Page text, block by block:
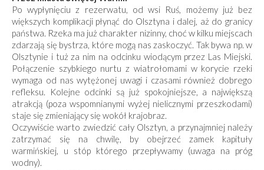
Po wypłynięciu z rezerwatu, od wsi Ruś, możemy już bez
większych komplikacji płynąć do Olsztyna i dalej, aż do granicy
państwa. Rzeka ma już charakter nizinny, choć w kilku miejscach
zdarzają się bystrza, które mogą nas zaskoczyć. Tak bywa np. w
Olsztynie i tuż za nim na odcinku wiodącym przez Las Miejski.
Połączenie szybkiego nurtu z wiatrołomami w korycie rzeki
wymaga od nas wytężonej uwagi i czasami również dobrego
refleksu. Kolejne odcinki są już spokojniejsze, a największą
atrakcją (poza wspomnianymi wyżej nielicznymi przeszkodami)
staje się zmieniający się wokół krajobraz.
Oczywiście warto zwiedzić cały Olsztyn, a przynajmniej należy
zatrzymać się na chwilę, by obejrzeć zamek kapituły
warmińskiej, u stóp którego przepływamy (uwaga na próg
wodny).